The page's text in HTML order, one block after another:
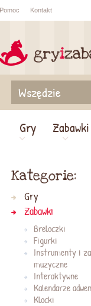
Pomoc Kontakt
Gry
Zabawki
Kategorie:
Gry
Zabawki
Breloczki
Figurki
Instrumenty i
muzyczne
Interaktywne
Kalendarze
Klocki